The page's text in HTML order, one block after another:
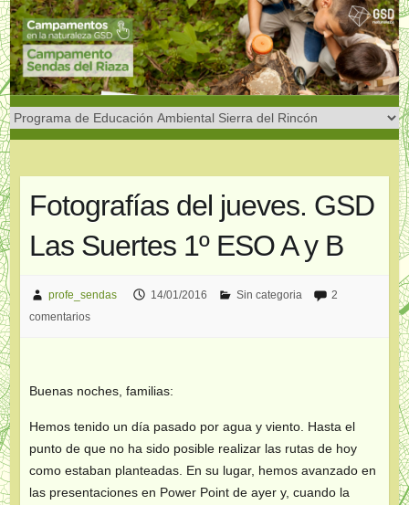
Saltar
al
contenido
Fotografías del jueves. GSD
Las Suertes 1º ESO A y B
profe_sendas 14/01/2016 Sin categoria
2
comentarios
Buenas noches, familias:
Hemos tenido un día pasado por agua y viento. Hasta el
punto de que no ha sido posible realizar las rutas de hoy
como estaban planteadas. En su lugar, hemos avanzado en
las presentaciones en Power Point de ayer y, cuando la